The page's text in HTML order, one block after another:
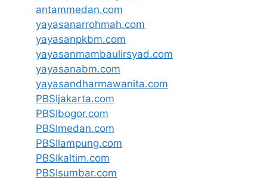
antammedan.com
yayasanarrohmah.com
yayasanpkbm.com
yayasanmambaulirsyad.com
yayasanabm.com
yayasandharmawanita.com
PBSIjakarta.com
PBSIbogor.com
PBSImedan.com
PBSIlampung.com
PBSIkaltim.com
PBSIsumbar.com